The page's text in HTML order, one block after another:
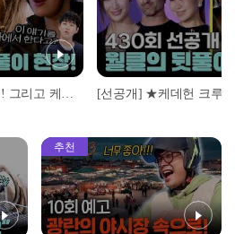
[예고] 계속되는 정체성 찾기! 그리고 케데헌 주역들의 오스카 뒷풀이 대공개
추천